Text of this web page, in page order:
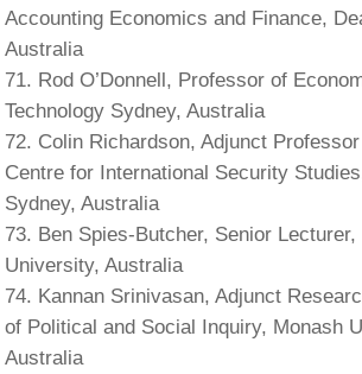
Accounting Economics and Finance,
Australia
Rod O’Donnell, Professor of
Technology Sydney, Australia
Colin Richardson, Adjunct
Centre for International Security
Sydney, Australia
Ben Spies-Butcher, Senior
University, Australia
Kannan Srinivasan, Adjunct
of Political and Social Inquiry, Monash
Australia